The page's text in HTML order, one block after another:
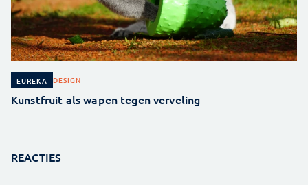
EUREKA DESIGN
Kunstfruit als wapen tegen verveling
REACTIES